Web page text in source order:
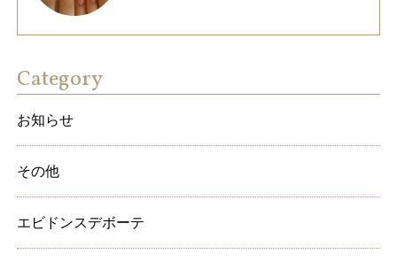
Category
お知らせ
その他
エビドンスデボーテ